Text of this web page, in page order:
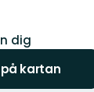
dig
kartan